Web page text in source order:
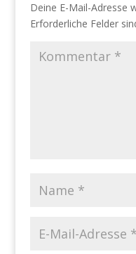
Deine E-Mail-Adresse
Erforderliche Felder